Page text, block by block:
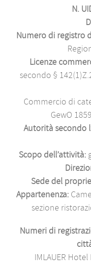
N.
Numero di registro
Licenze
secondo §
Commercio di
GewO
Autorità secondo
Scopo dell’attività:
Sede del
Appartenenza:
sezione
Numeri di
IMLAUER